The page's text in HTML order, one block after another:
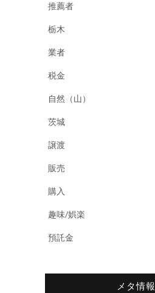
推薦者
栃木
業者
税金
自然（山）
茨城
譲渡
販売
購入
趣味/娯楽
預託金
メタ情報